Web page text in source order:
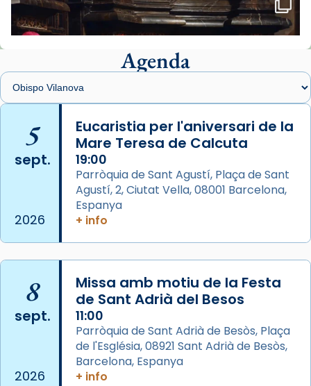
🔗tinyurl.com/cvu5jmbk
📸 J. Merino
de Barcelona.
2 weeks ago
Aquest dilluns, 27 de juliol, ha tingut lloc la
missa d’acció de gràcies en agraïment al
comitè organitzador de la visita apostòlica
del Sant Pare Lleó XIV a Barcelona, i als
L’arquebisbe de Barcelona, el cardenal Joan
Josep Omella, ha presidit la missa i l’ha
concelebrat el bisbe auxiliar de Barcelona,
Mons. David Abadías.
📸 Dr. G. Simón
View on Facebook ·
Agenda
5
sept.
2026
Eucaristia per l'aniversari de la
Mare Teresa de Calcuta
19:00
Parròquia de Sant Agustí, Plaça de Sant
Agustí, 2, Ciutat Vella, 08001 Barcelona,
Espanya
+ info
8
sept.
2026
Missa amb motiu de la Festa
de Sant Adrià del Besos
11:00
Parròquia de Sant Adrià de Besòs, Plaça
de l'Església, 08921 Sant Adrià de Besòs,
Barcelona, Espanya
+ info